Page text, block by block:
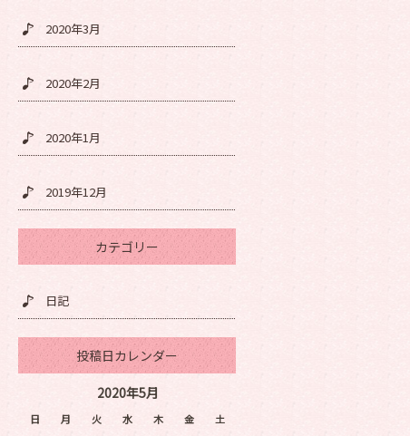
2020年3月
2020年2月
2020年1月
2019年12月
カテゴリー
日記
投稿日カレンダー
2020年5月
日 月 火 水 木 金 土